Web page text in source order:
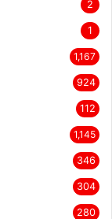
2
1
1,167
924
112
1,145
346
304
280